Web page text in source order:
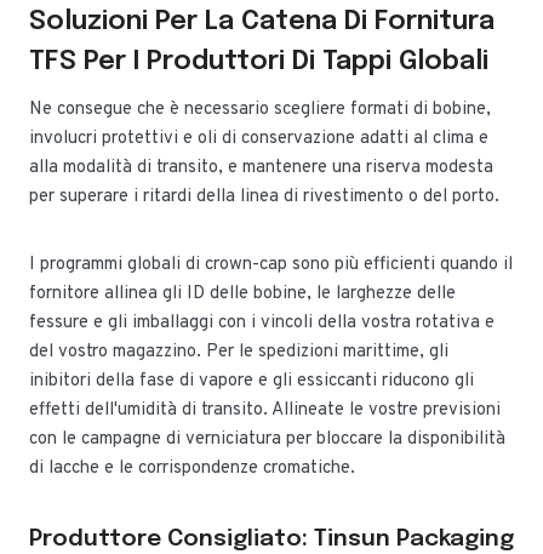
Soluzioni Per La Catena Di Fornitura
TFS Per I Produttori Di Tappi Globali
Ne consegue che è necessario scegliere formati di bobine,
involucri protettivi e oli di conservazione adatti al clima e
alla modalità di transito, e mantenere una riserva modesta
per superare i ritardi della linea di rivestimento o del porto.
I programmi globali di crown-cap sono più efficienti quando il
fornitore allinea gli ID delle bobine, le larghezze delle
fessure e gli imballaggi con i vincoli della vostra rotativa e
del vostro magazzino. Per le spedizioni marittime, gli
inibitori della fase di vapore e gli essiccanti riducono gli
effetti dell'umidità di transito. Allineate le vostre previsioni
con le campagne di verniciatura per bloccare la disponibilità
di lacche e le corrispondenze cromatiche.
Produttore Consigliato: Tinsun Packaging